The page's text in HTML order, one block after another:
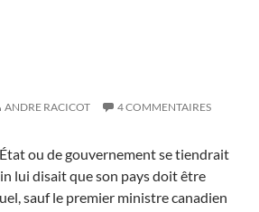
ANDRE RACICOT 4 COMMENTAIRES
ou de gouvernement se tiendrait
lui disait que son pays doit être
sauf le premier ministre canadien